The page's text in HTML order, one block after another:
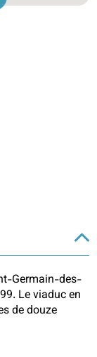
Germain-des-
Le viaduc en
de douze